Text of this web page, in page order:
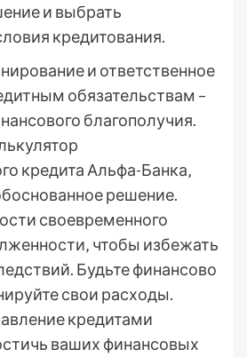
и выбрать
кредитования.
и ответственное
обязательствам –
благополучия.
кредита Альфа-Банка‚
решение.
своевременного
чтобы избежать
Будьте финансово
свои расходы.
кредитами
ваших финансовых